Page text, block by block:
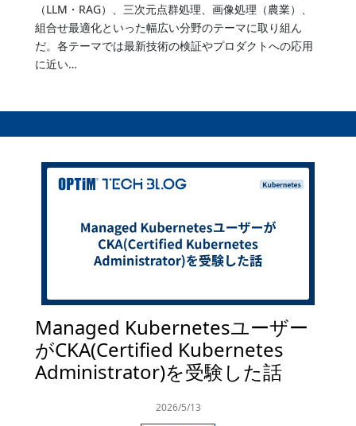
（LLM・RAG）、三次元点群処理、画像処理（農業）、
組合せ最適化といった幅広い分野のテーマに取り組ん
だ。各テーマでは最新技術の検証やプロダクトへの応用
に近い…
Managed Kubernetesユーザー
がCKA(Certified Kubernetes
Administrator)を受験した話
2026/5/13